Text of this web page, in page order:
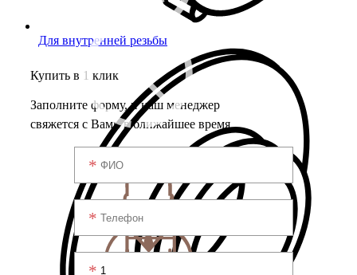
Для внутренней резьбы
Купить в 1 клик
Заполните форму, и наш менеджер
свяжется с Вами в ближайшее время